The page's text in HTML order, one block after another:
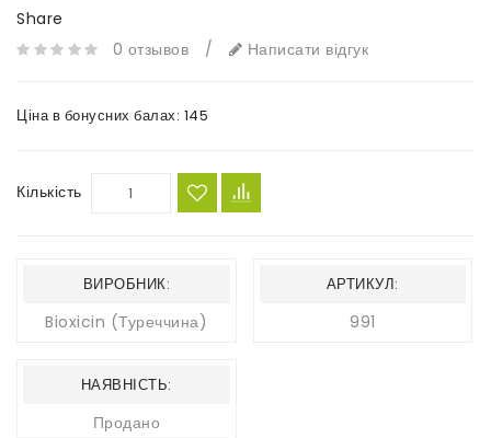
Share
0 отзывов
/ Написати відгук
Ціна в бонусних балах: 145
Кількість
ВИРОБНИК:
Bioxicin (Туреччина)
АРТИКУЛ:
991
НАЯВНІСТЬ:
Продано